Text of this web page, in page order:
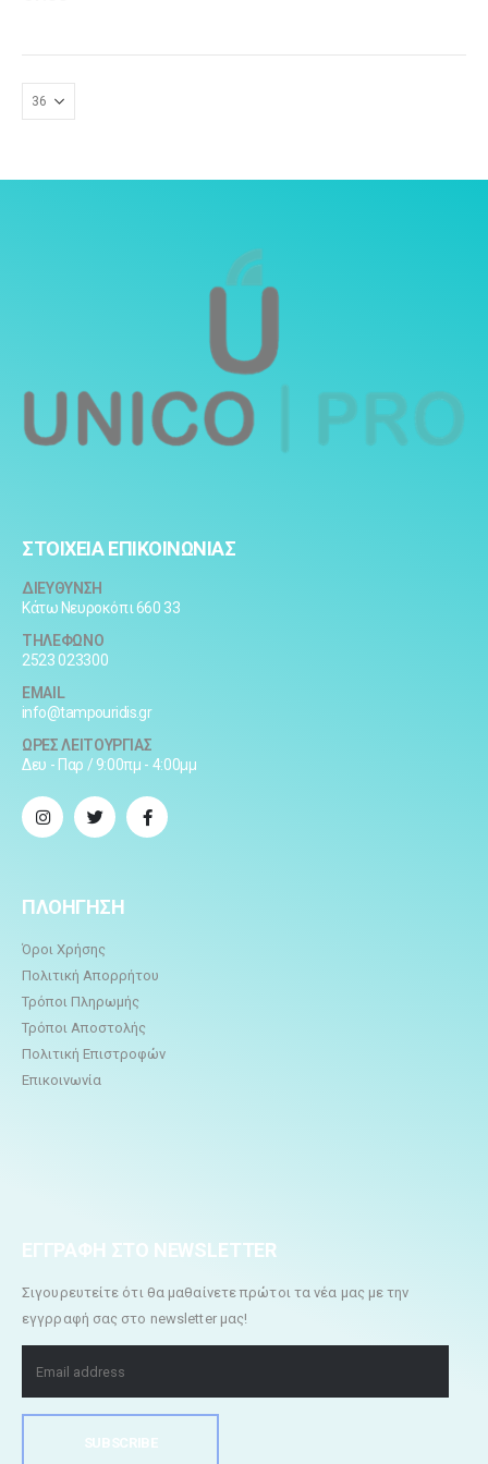
ΣΤΟΙΧΕΙΑ ΕΠΙΚΟΙΝΩΝΙΑΣ
ΔΙΕΥΘΥΝΣΗ
Κάτω Νευροκόπι 660 33
ΤΗΛΕΦΩΝΟ
2523 023300
EMAIL
info@tampouridis.gr
ΩΡΕΣ ΛΕΙΤΟΥΡΓΙΑΣ
Δευ - Παρ / 9:00πμ - 4:00μμ
ΠΛΟΗΓΗΣΗ
Όροι Χρήσης
Πολιτική Απορρήτου
Τρόποι Πληρωμής
Τρόποι Αποστολής
Πολιτική Επιστροφών
Επικοινωνία
ΕΓΓΡΑΦΗ ΣΤΟ NEWSLETTER
Σιγουρευτείτε ότι θα μαθαίνετε πρώτοι τα νέα μας με την
εγγρραφή σας στο newsletter μας!